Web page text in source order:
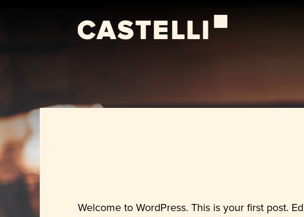
Welcome to WordPress. This is your first post.